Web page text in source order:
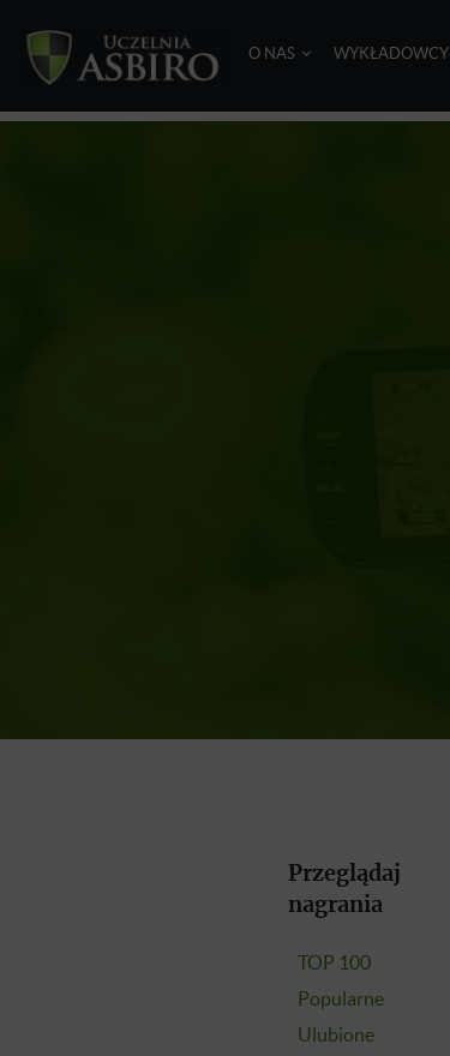
O NAS WYKŁADOWCY
Przeglądaj
nagrania
TOP 100
Popularne
Ulubione